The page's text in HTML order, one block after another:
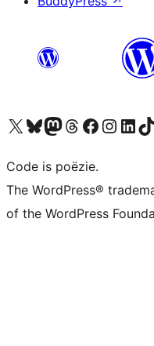
Bezoek ons X (voorheen Twitter) account
Bezoek ons Bluesky account
Bezoek ons Mastodon account
Bezoek ons Threads account
Onze Facebook pagina
Bezoek onsBezoek ons
Code is poëzie.
The WordPress®
of the WordPress